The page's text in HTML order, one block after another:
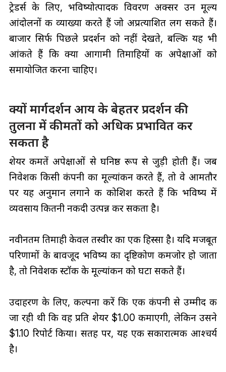
ट्रेडर्स के लिए, भविष्योत्पादक विवरण अक्सर उन मूल्य
आंदोलनों की व्याख्या करते हैं जो अप्रत्याशित लग सकते हैं।
बाजार सिर्फ पिछले प्रदर्शन को नहीं देखते, बल्कि यह भी
आंकते हैं कि क्या आगामी तिमाहियों की अपेक्षाओं को
समायोजित करना चाहिए।
क्यों मार्गदर्शन आय के बेहतर प्रदर्शन की
तुलना में कीमतों को अधिक प्रभावित कर
सकता है
शेयर कीमतें अपेक्षाओं से घनिष्ठ रूप से जुड़ी होती हैं। जब
निवेशक किसी कंपनी का मूल्यांकन करते हैं, तो वे आमतौर
पर यह अनुमान लगाने की कोशिश करते हैं कि भविष्य में
व्यवसाय कितनी नकदी उत्पन्न कर सकता है।
नवीनतम तिमाही केवल तस्वीर का एक हिस्सा है। यदि मजबूत
परिणामों के बावजूद भविष्य का दृष्टिकोण कमजोर हो जाता
है, तो निवेशक स्टॉक के मूल्यांकन को घटा सकते हैं।
उदाहरण के लिए, कल्पना करें कि एक कंपनी से उम्मीद की
जा रही थी कि वह प्रति शेयर $1.00 कमाएगी, लेकिन उसने
$1.10 रिपोर्ट किया। सतह पर, यह एक सकारात्मक आश्चर्य
है।